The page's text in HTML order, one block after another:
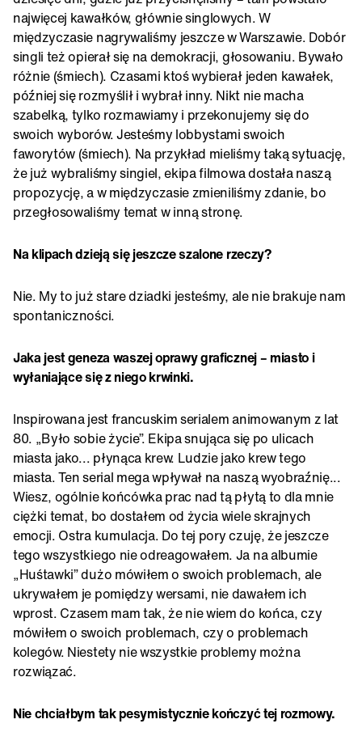
najwięcej kawałków, głównie singlowych. W
międzyczasie nagrywaliśmy jeszcze w Warszawie. Dobór
singli też opierał się na demokracji, głosowaniu. Bywało
różnie (śmiech). Czasami ktoś wybierał jeden kawałek,
później się rozmyślił i wybrał inny. Nikt nie macha
szabelką, tylko rozmawiamy i przekonujemy się do
swoich wyborów. Jesteśmy lobbystami swoich
faworytów (śmiech). Na przykład mieliśmy taką sytuację,
że już wybraliśmy singiel, ekipa filmowa dostała naszą
propozycję, a w międzyczasie zmieniliśmy zdanie, bo
przegłosowaliśmy temat w inną stronę.
Na klipach dzieją się jeszcze szalone rzeczy?
Nie. My to już stare dziadki jesteśmy, ale nie brakuje nam
spontaniczności.
Jaka jest geneza waszej oprawy graficznej – miasto i
wyłaniające się z niego krwinki.
Inspirowana jest francuskim serialem animowanym z lat
80. „Było sobie życie”. Ekipa snująca się po ulicach
miasta jako... płynąca krew. Ludzie jako krew tego
miasta. Ten serial mega wpływał na naszą wyobraźnię...
Wiesz, ogólnie końcówka prac nad tą płytą to dla mnie
ciężki temat, bo dostałem od życia wiele skrajnych
emocji. Ostra kumulacja. Do tej pory czuję, że jeszcze
tego wszystkiego nie odreagowałem. Ja na albumie
„Huśtawki” dużo mówiłem o swoich problemach, ale
ukrywałem je pomiędzy wersami, nie dawałem ich
wprost. Czasem mam tak, że nie wiem do końca, czy
mówiłem o swoich problemach, czy o problemach
kolegów. Niestety nie wszystkie problemy można
rozwiązać.
Nie chciałbym tak pesymistycznie kończyć tej rozmowy.